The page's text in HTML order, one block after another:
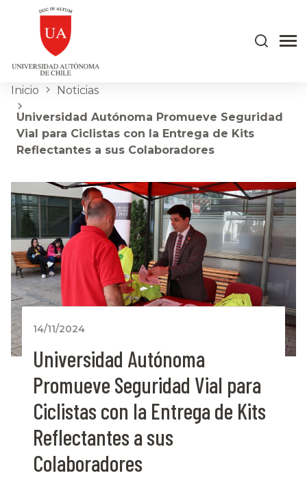
Inicio Noticias
Universidad Autónoma Promueve Seguridad
Vial para Ciclistas con la Entrega de Kits
Reflectantes a sus Colaboradores
14/11/2024
Universidad Autónoma
Promueve Seguridad Vial para
Ciclistas con la Entrega de Kits
Reflectantes a sus
Colaboradores